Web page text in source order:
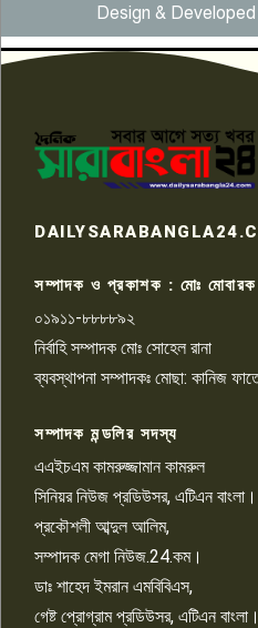
৬
৭
৯
১০
Design &
সম্পাদক ও প্রকাশক : মোঃ
০১৯১১-৮৮৮৮৯২
নির্বাহি সম্পাদক মোঃ সোহেল রানা
ব্যবস্থাপনা সম্পাদকঃ মোছা: কানিজ
সম্পাদক মন্ডলির সদস্য
এএইচএম কামরুজ্জামান কামরুল
সিনিয়র নিউজ প্রডিউসর, এটিএন বাংলা।
প্রকৌশলী আব্দুল আলিম,
সম্পাদক মেগা নিউজ.24.কম।
ডাঃ শাহেদ ইমরান এমবিবিএস,
গেষ্ট প্রোগ্রাম প্রডিউসর, এটিএন বাংলা।